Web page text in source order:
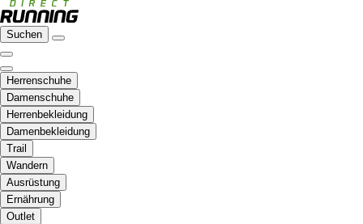
Suchen
Herrenschuhe
Damenschuhe
Herrenbekleidung
Damenbekleidung
Trail
Wandern
Ausrüstung
Ernährung
Outlet